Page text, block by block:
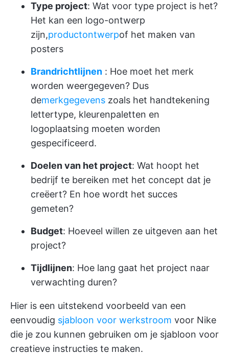
Type project: Wat voor type project is het?
Het kan een logo-ontwerp
zijn,productontwerpof het maken van
posters
Brandrichtlijnen : Hoe moet het merk
worden weergegeven? Dus
demerkgegevens zoals het handtekening
lettertype, kleurenpaletten en
logoplaatsing moeten worden
gespecificeerd.
Doelen van het project: Wat hoopt het
bedrijf te bereiken met het concept dat je
creëert? En hoe wordt het succes
gemeten?
Budget: Hoeveel willen ze uitgeven aan het
project?
Tijdlijnen: Hoe lang gaat het project naar
verwachting duren?
Hier is een uitstekend voorbeeld van een
eenvoudig sjabloon voor werkstroom voor Nike
die je zou kunnen gebruiken om je sjabloon voor
creatieve instructies te maken.